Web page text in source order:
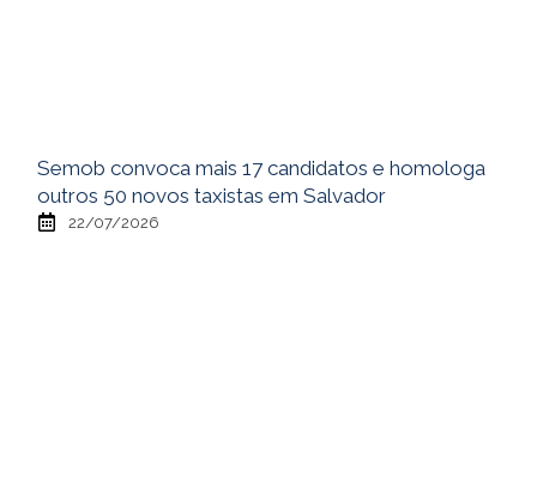
Semob convoca mais 17 candidatos e homologa
outros 50 novos taxistas em Salvador
22/07/2026